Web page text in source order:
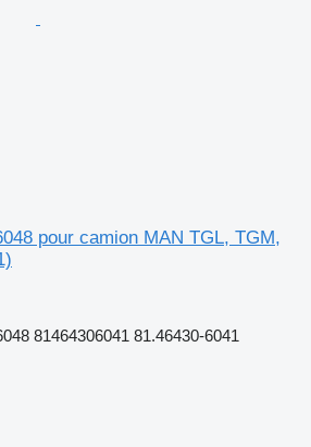
pour camion MAN TGL, TGM,
81464306041 81.46430-6041